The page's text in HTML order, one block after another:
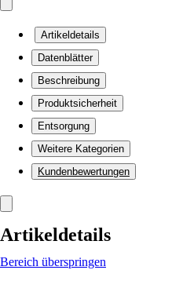
Artikeldetails
Datenblätter
Beschreibung
Produktsicherheit
Entsorgung
Weitere Kategorien
Kundenbewertungen
Artikeldetails
Bereich überspringen